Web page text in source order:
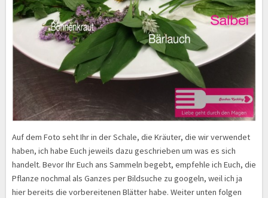
Auf dem Foto seht Ihr in der Schale, die Kräuter, die wir verwendet
haben, ich habe Euch jeweils dazu geschrieben um was es sich
handelt. Bevor Ihr Euch ans Sammeln begebt, empfehle ich Euch, die
Pflanze nochmal als Ganzes per Bildsuche zu googeln, weil ich ja
hier bereits die vorbereitenen Blätter habe. Weiter unten folgen